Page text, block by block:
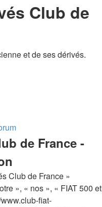
Club de
et de ses dérivés.
de France -
Club de France »
», « nos », « FIAT 500 et
fiat-